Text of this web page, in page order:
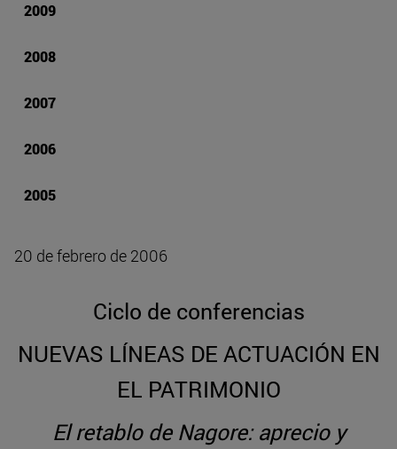
2009
2008
2007
2006
2005
20 de febrero de 2006
Ciclo de conferencias
NUEVAS LÍNEAS DE ACTUACIÓN EN
EL PATRIMONIO
El retablo de Nagore: aprecio y